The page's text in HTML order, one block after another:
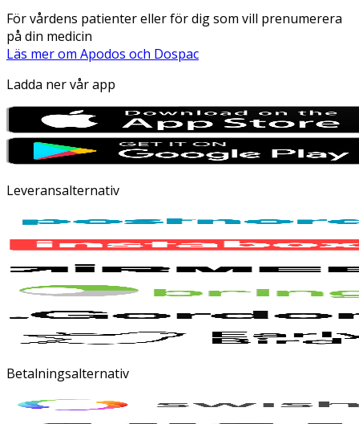
För vårdens patienter eller för dig som vill prenumerera
på din medicin
Läs mer om Apodos och Dospac
Ladda ner vår app
Leveransalternativ
Betalningsalternativ